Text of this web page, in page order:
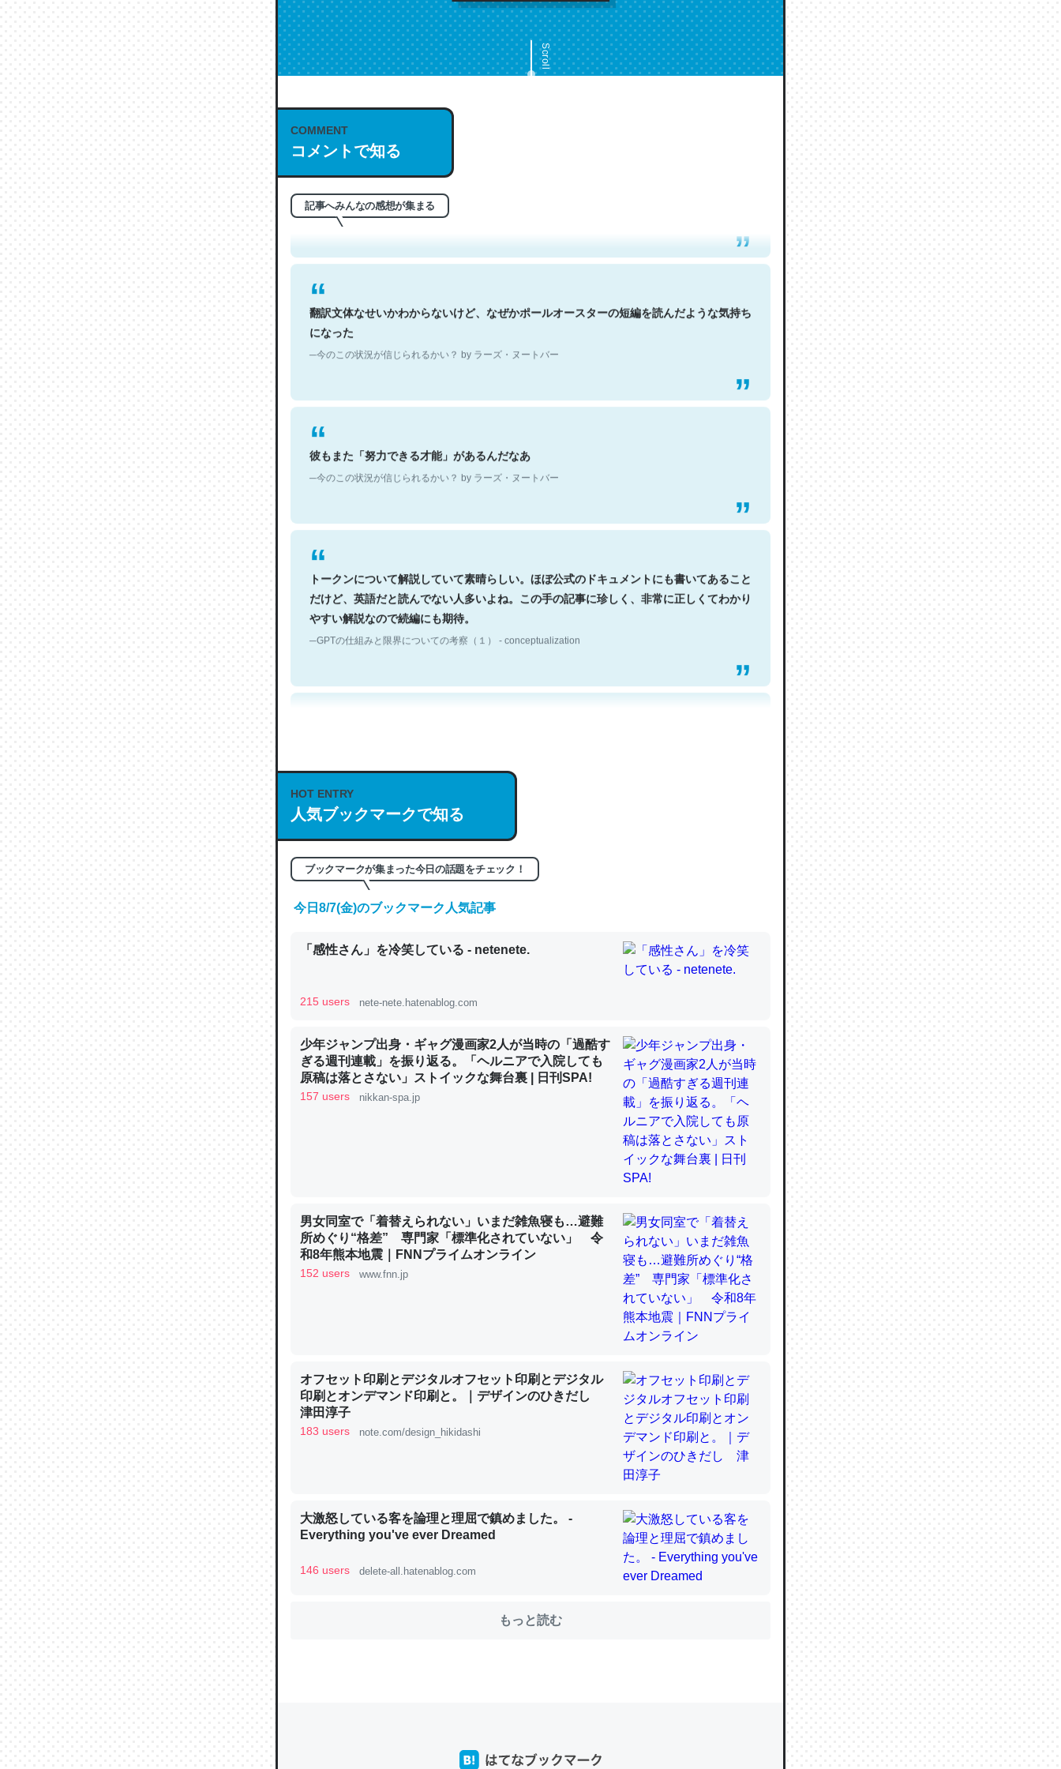
Scroll
COMMENT
コメントで知る
記事へみんなの感想が集まる
これは名文。彼はとてもクレバーなんだろうなと凄く思う。英語少しでも読める人は原文
もお勧め。自分はこの流れ好き。Let’s Fucking Go. Then Covid hit. Shit.
─今のこの状況が信じられるかい？ by ラーズ・ヌートバー
翻訳文体なせいかわからないけど、なぜかポールオースターの短編を読んだような気持ち
になった
─今のこの状況が信じられるかい？ by ラーズ・ヌートバー
彼もまた「努力できる才能」があるんだなあ
─今のこの状況が信じられるかい？ by ラーズ・ヌートバー
トークンについて解説していて素晴らしい。ほぼ公式のドキュメントにも書いてあること
だけど、英語だと読んでない人多いよね。この手の記事に珍しく、非常に正しくてわかり
やすい解説なので続編にも期待。
─GPTの仕組みと限界についての考察（１） - conceptualization
これは良記事。32768トークンだと英語小説100ページ分くらい。小説でいう「ずっと前
の伏線」は回収されないけど、短期記憶というには多い分量。進化すればするほど分かり
やすく強くなりそう
の600分の1程度。
─ニュース :: 【研究発表】昆虫学の大問題＝「昆虫はなぜ海にいないのか」に関する新仮説
論文では「淡水はカルシウムも酸素も不足してて両方に不利だから両方が拮抗してるので
チンを強化してる筈だが、酵素が違うのか？
─ニュース :: 【研究発表】昆虫学の大問題＝「昆虫はなぜ海にいないのか」に関する新仮説
これを元に考えるとカルシウムを大量に使う脊椎動物と貝類は苦労してるんだな…。腹足
─ニュース :: 【研究発表】昆虫学の大問題＝「昆虫はなぜ海にいないのか」に関する新仮説
ウチもEchoを実家に置いて４年。でたまに覗いてる。ぼちぼちRingも置こうかと画策
れ見て生きてるなって分かる。
─たまにLINEするくらいだった遠方の父67歳と僕。ITツール導入でコミュニケーションが劇的に変化し
HOT ENTRY
人気ブックマークで知る
ブックマークが集まった今日の話題をチェック！
今日8/7(金)のブックマーク人気記事
「感性さん」を冷笑している - netenete.
215 users nete-nete.hatenablog.com
少年ジャンプ出身・ギャグ漫画家2人が当時の「過酷す
ぎる週刊連載」を振り返る。「ヘルニアで入院しても
原稿は落とさない」ストイックな舞台裏 | 日刊SPA!
157 users nikkan-spa.jp
男女同室で「着替えられない」いまだ雑魚寝も…避難
所めぐり“格差” 専門家「標準化されていない」 令
和8年熊本地震｜FNNプライムオンライン
152 users www.fnn.jp
オフセット印刷とデジタルオフセット印刷とデジタル
印刷とオンデマンド印刷と。｜デザインのひきだし
津田淳子
183 users note.com/design_hikidashi
大激怒している客を論理と理屈で鎮めました。 -
Everything you've ever Dreamed
146 users delete-all.hatenablog.com
もっと読む